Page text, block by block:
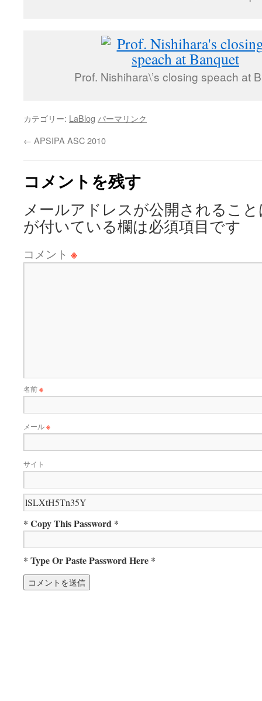
Prof. Nishihara\’s closing speach at
カテゴリー: LaBlog パーマリンク
← APSIPA ASC 2010
コメントを残す
メールアドレスが公開されるこ
が付いている欄は必須項目です
コメント ※
名前※
メール※
サイト
* Copy This Password *
* Type Or Paste Password Here *